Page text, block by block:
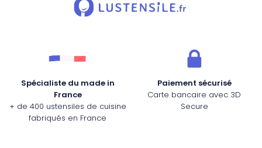
Spécialiste du made in
France
+ de 400 ustensiles de cuisine
fabriqués en France
Paiement sécurisé
Carte bancaire avec 3D
Secure